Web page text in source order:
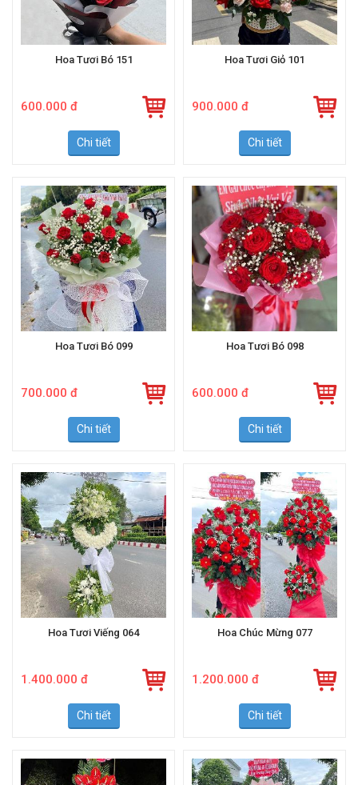
Chi tiết Chi tiết
Chi tiết Chi tiết
Hoa Tươi Viếng 064
Chi tiết
Hoa Chúc Mừng 077
Chi tiết